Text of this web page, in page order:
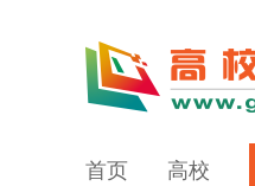
首页 高校